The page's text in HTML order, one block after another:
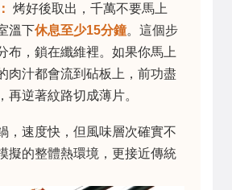
烤好後取出，千萬不要馬上
溫下休息至少15分鐘。這個步
布，鎖在纖維裡。如果你馬上
肉汁都會流到砧板上，前功盡
再逆著紋路切成薄片。
，速度快，但風味層次確實不
擬的整體熱環境，更接近傳統